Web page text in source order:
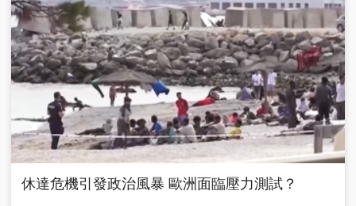
休達危機引發政治風暴 歐洲面臨壓力測試？